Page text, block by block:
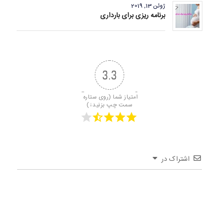
ژوئن 13, 2019
برنامه ریزی برای بارداری
3.3
امتیاز شما (روی ستاره
سمت چپ بزنید↓)
اشتراک در